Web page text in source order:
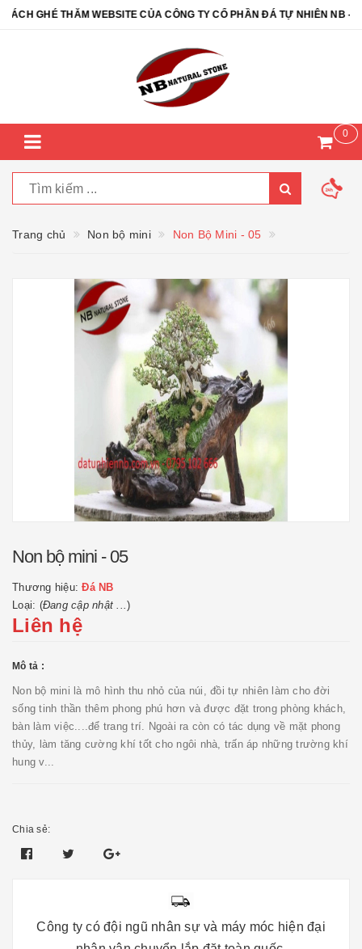
GHÉ THĂM WEBSITE CỦA CÔNG TY CỔ PHẦN ĐÁ TỰ NHIÊN NB -
0
Trang chủ Non bộ mini Non Bộ Mini - 05
Non bộ mini - 05
Thương hiệu:Đá NB
Loại: (Đang cập nhật ...)
Liên hệ
Mô tả :
Non bộ mini là mô hình thu nhỏ của núi, đồi tự nhiên làm cho đời
sống tinh thần thêm phong phú hơn và được đặt trong phòng khách,
bàn làm việc....để trang trí. Ngoài ra còn có tác dụng về mặt phong
thủy, làm tăng cường khí tốt cho ngôi nhà, trấn áp những trường khí
hung v...
Chia sẻ:
Công ty có đội ngũ nhân sự và máy móc hiện đại